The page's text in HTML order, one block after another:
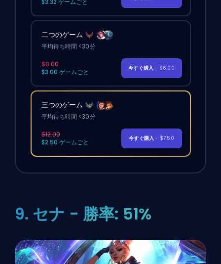
$3.32 ゲームごと
二つのゲーム
平均待ち時間 <30分
$8.00
$3.00 ゲームごと
今すぐ購入- $6.00
三つのゲーム
平均待ち時間 <30分
$12.00
$2.50 ゲームごと
今すぐ購入- $7.50
9. セナ - 勝率: 51%